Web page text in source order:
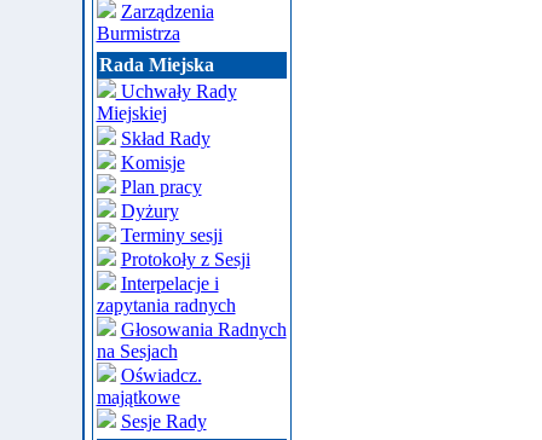
Zarządzenia
Burmistrza
Rada Miejska
Uchwały Rady
Miejskiej
Skład Rady
Komisje
Plan pracy
Dyżury
Terminy sesji
Protokoły z Sesji
Interpelacje i
zapytania radnych
Głosowania Radnych
na Sesjach
Oświadcz.
majątkowe
Sesje Rady